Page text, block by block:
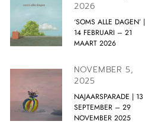
2026
‘SOMS ALLE DAGEN’ |
14 FEBRUARI – 21
MAART 2026
NOVEMBER 5,
2025
NAJAARSPARADE | 13
SEPTEMBER – 29
NOVEMBER 2025